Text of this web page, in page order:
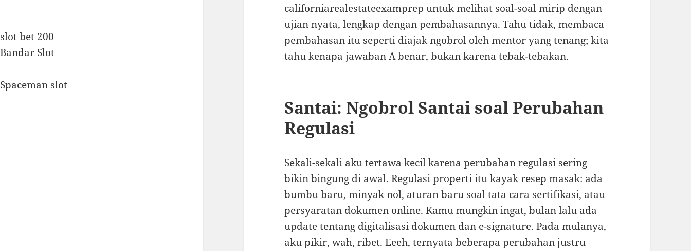
slot bet 200
Bandar Slot
Spaceman slot
californiarealestateexamprep untuk melihat soal-soal mirip dengan
ujian nyata, lengkap dengan pembahasannya. Tahu tidak, membaca
pembahasan itu seperti diajak ngobrol oleh mentor yang tenang; kita
tahu kenapa jawaban A benar, bukan karena tebak-tebakan.
Santai: Ngobrol Santai soal Perubahan
Regulasi
Sekali-sekali aku tertawa kecil karena perubahan regulasi sering
bikin bingung di awal. Regulasi properti itu kayak resep masak: ada
bumbu baru, minyak nol, aturan baru soal tata cara sertifikasi, atau
persyaratan dokumen online. Kamu mungkin ingat, bulan lalu ada
update tentang digitalisasi dokumen dan e-signature. Pada mulanya,
aku pikir, wah, ribet. Eeeh, ternyata beberapa perubahan justru